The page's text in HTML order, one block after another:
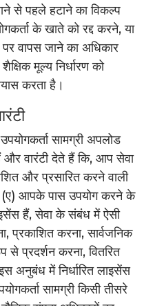
से पहले हटाने का विकल्प
के खाते को रद्द करने, या
वापस जाने का अधिकार
मूल्य निर्धारण को
करता है।
सामग्री अपलोड
और वारंटी देते हैं कि, आप सेवा
और प्रसारित करने वाली
(ए) आपके पास उपयोग करने के
हैं, सेवा के संबंध में ऐसी
प्रकाशित करना, सार्वजनिक
से प्रदर्शन करना, वितरित
अनुबंध में निर्धारित लाइसेंस
सामग्री किसी तीसरे